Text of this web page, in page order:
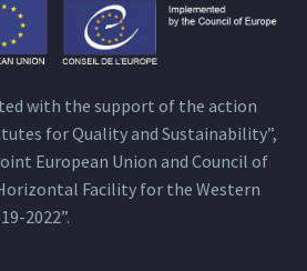
with the support of the action
for Quality and Sustainability”,
European Union and Council of
Facility for the Western
2022”.